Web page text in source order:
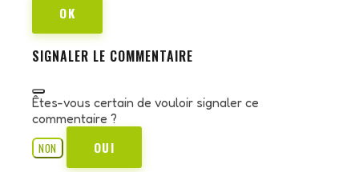
OK
SIGNALER LE COMMENTAIRE
Êtes-vous certain de vouloir signaler ce
commentaire ?
NON
OUI